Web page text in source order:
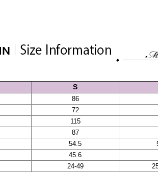
S
86
72
115
87
54.5
45.6
24-49